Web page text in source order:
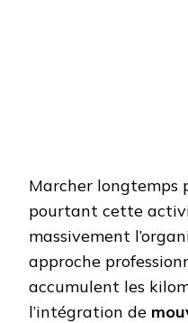
Marcher longtemps
pourtant cette
massivement
approche
accumulent les
l’intégration de